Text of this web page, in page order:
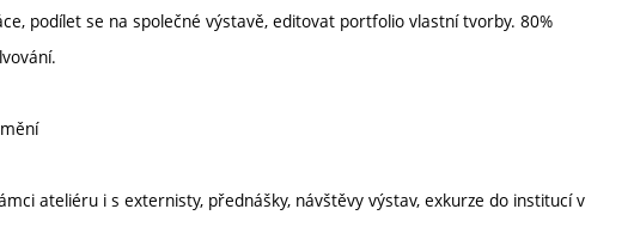
podílet se na společné výstavě, editovat portfolio vlastní tvorby. 80%
ateliéru i s externisty, přednášky, návštěvy výstav, exkurze do institucí v